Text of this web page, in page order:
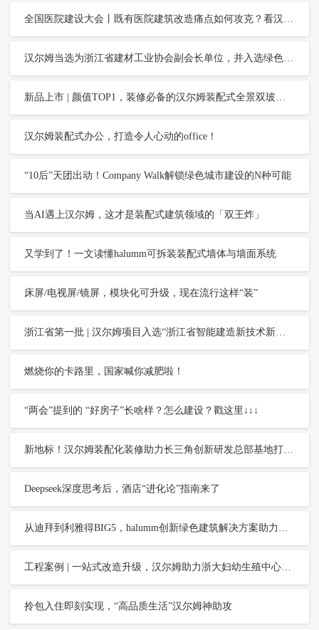
全国医院建设大会丨既有医院建筑改造痛点如何攻克？看汉尔姆装配式整体解决方案
汉尔姆当选为浙江省建材工业协会副会长单位，并入选绿色建材下乡推广企业
新品上市 | 颜值TOP1，装修必备的汉尔姆装配式全景双玻隔断
汉尔姆装配式办公，打造令人心动的office！
“10后”天团出动！Company Walk解锁绿色城市建设的N种可能
当AI遇上汉尔姆，这才是装配式建筑领域的「双王炸」
又学到了！一文读懂halumm可拆装装配式墙体与墙面系统
床屏/电视屏/镜屏，模块化可升级，现在流行这样“装”
浙江省第一批 | 汉尔姆项目入选“浙江省智能建造新技术新产品创新服务案例名单”
燃烧你的卡路里，国家喊你减肥啦！
“两会”提到的 “好房子”长啥样？怎么建设？戳这里↓↓↓
新地标！汉尔姆装配化装修助力长三角创新研发总部基地打造高品质现代化办公空间
Deepseek深度思考后，酒店“进化论”指南来了
从迪拜到利雅得BIG5，halumm创新绿色建筑解决方案助力正在狂飙的沙特建筑业
工程案例 | 一站式改造升级，汉尔姆助力浙大妇幼生殖中心湖滨院区新址启用
拎包入住即刻实现，“高品质生活”汉尔姆神助攻